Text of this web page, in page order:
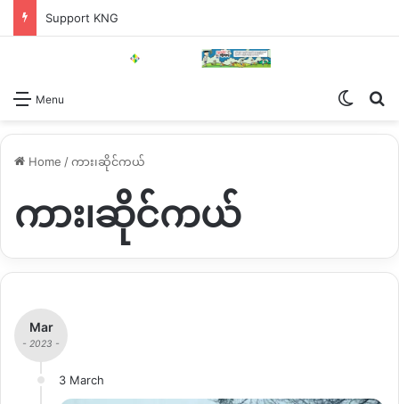
Support KNG
Menu
Home /ကား၊ဆိုင်ကယ်
ကား၊ဆိုင်ကယ်
Mar
- 2023 -
3 March